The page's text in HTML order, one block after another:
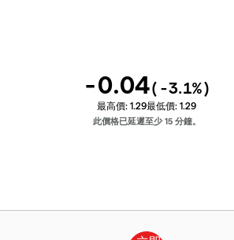
-0.04( -3.1%)
最高價: 1.29最低價: 1.29
此價格已延遲至少 15 分鐘。